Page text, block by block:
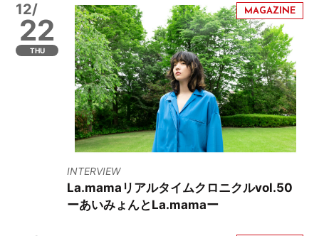
12/
22
THU
INTERVIEW
La.mamaリアルタイムクロニクルvol.50
ーあいみょんとLa.mamaー